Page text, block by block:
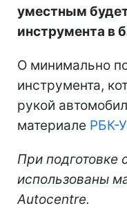
уместным
инструмента в
О минимально
инструмента,
рукой
материале РБК-
При подготовке
использованы
Autocentre.